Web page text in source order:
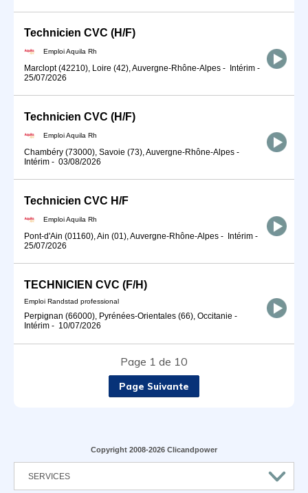
Technicien CVC (H/F)
Emploi Aquila Rh
Marclopt (42210), Loire (42), Auvergne-Rhône-Alpes - Intérim -
25/07/2026
Technicien CVC (H/F)
Emploi Aquila Rh
Chambéry (73000), Savoie (73), Auvergne-Rhône-Alpes -
Intérim - 03/08/2026
Technicien CVC H/F
Emploi Aquila Rh
Pont-d'Ain (01160), Ain (01), Auvergne-Rhône-Alpes - Intérim -
25/07/2026
TECHNICIEN CVC (F/H)
Emploi Randstad professional
Perpignan (66000), Pyrénées-Orientales (66), Occitanie -
Intérim - 10/07/2026
Page 1 de 10
Page Suivante
Copyright 2008-2026 Clicandpower
SERVICES